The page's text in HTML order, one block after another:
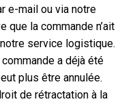
e-mail ou via notre
que la commande n’ait
service logistique.
a déjà été
plus être annulée.
de rétractation à la